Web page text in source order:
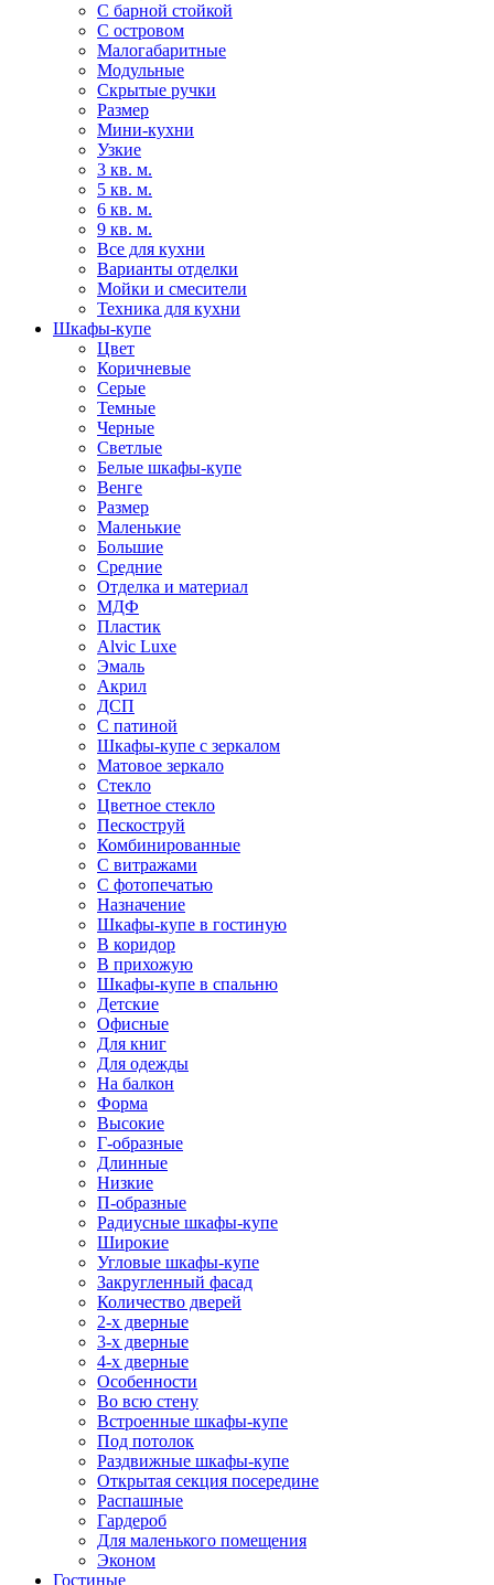
С барной стойкой
С островом
Малогабаритные
Модульные
Скрытые ручки
Размер
Мини-кухни
Узкие
3 кв. м.
5 кв. м.
6 кв. м.
9 кв. м.
Все для кухни
Варианты отделки
Мойки и смесители
Техника для кухни
Шкафы-купе
Цвет
Коричневые
Серые
Темные
Черные
Светлые
Белые шкафы-купе
Венге
Размер
Маленькие
Большие
Средние
Отделка и материал
МДФ
Пластик
Alvic Luxe
Эмаль
Акрил
ДСП
С патиной
Шкафы-купе с зеркалом
Матовое зеркало
Стекло
Цветное стекло
Пескоструй
Комбинированные
С витражами
С фотопечатью
Назначение
Шкафы-купе в гостиную
В коридор
В прихожую
Шкафы-купе в спальню
Детские
Офисные
Для книг
Для одежды
На балкон
Форма
Высокие
Г-образные
Длинные
Низкие
П-образные
Радиусные шкафы-купе
Широкие
Угловые шкафы-купе
Закругленный фасад
Количество дверей
2-х дверные
3-х дверные
4-х дверные
Особенности
Во всю стену
Встроенные шкафы-купе
Под потолок
Раздвижные шкафы-купе
Открытая секция посередине
Распашные
Гардероб
Для маленького помещения
Эконом
Гостиные